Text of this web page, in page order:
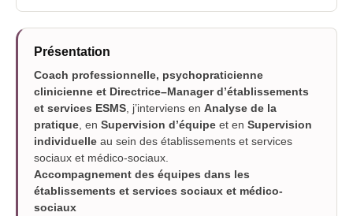
Présentation
Coach professionnelle, psychopraticienne
clinicienne et Directrice–Manager d’établissements
et services ESMS , j’interviens en Analyse de la
pratique , en Supervision d’équipe et en Supervision
individuelle au sein des établissements et services
sociaux et médico-sociaux.
Accompagnement des équipes dans les
établissements et services sociaux et médico-
sociaux